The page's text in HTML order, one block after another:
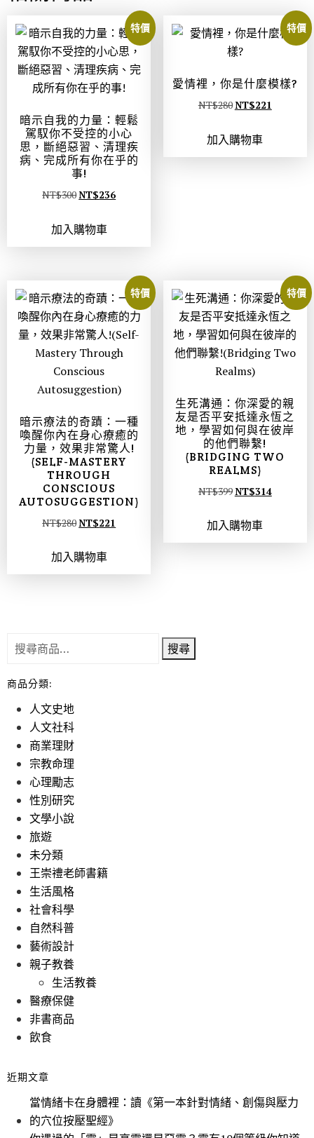
特價
暗示自我的力量：輕鬆
駕馭你不受控的小心
思，斷絕惡習、清理疾
病、完成所有你在乎的
事!
NT$300NT$236
加入購物車
特價
愛情裡，你是什麼模樣?
NT$280NT$221
加入購物車
特價
暗示療法的奇蹟：一種
喚醒你內在身心療癒的
力量，效果非常驚人!
(SELF-MASTERY
THROUGH
CONSCIOUS
AUTOSUGGESTION)
NT$280 NT$221
加入購物車
特價
生死溝通：你深愛的親
友是否平安抵達永恆之
地，學習如何與在彼岸
的他們聯繫!
(BRIDGING TWO
REALMS)
NT$399 NT$314
加入購物車
搜尋
商品分類:
人文史地
人文社科
商業理財
宗教命理
心理勵志
性別研究
文學小說
旅遊
未分類
王崇禮老師書籍
生活風格
社會科學
自然科普
藝術設計
親子教養
生活教養
醫療保健
非書商品
飲食
近期文章
當情緒卡在身體裡：讀《第一本針對情緒、創傷與壓力
的穴位按壓聖經》